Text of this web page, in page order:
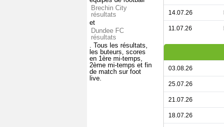
Brechin City
résultats
et
Dundee FC
résultats
. Tous les résultats,
les buteurs, scores
en 1ère mi-temps,
2ème mi-temps et fin
de match sur foot
live.
14.07.26
11.07.26
03.08.26
25.07.26
21.07.26
18.07.26